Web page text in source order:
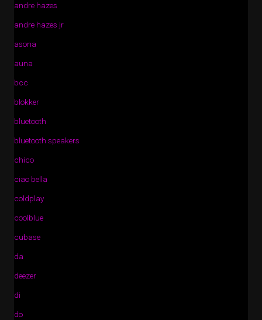
andre hazes
andre hazes jr
asona
auna
bcc
blokker
bluetooth
bluetooth speakers
chico
ciao bella
coldplay
coolblue
cubase
da
deezer
di
do